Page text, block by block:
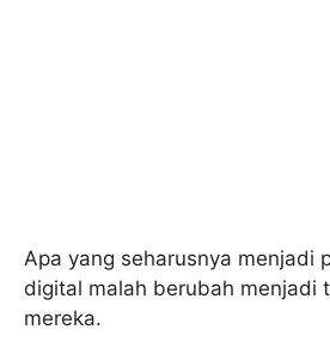
Apa yang seharusnya menjadi
digital malah berubah menjadi
mereka.